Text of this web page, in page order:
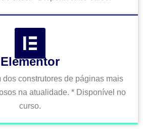
Elementor
dos construtores de páginas mais
na atualidade. * Disponível no
curso.